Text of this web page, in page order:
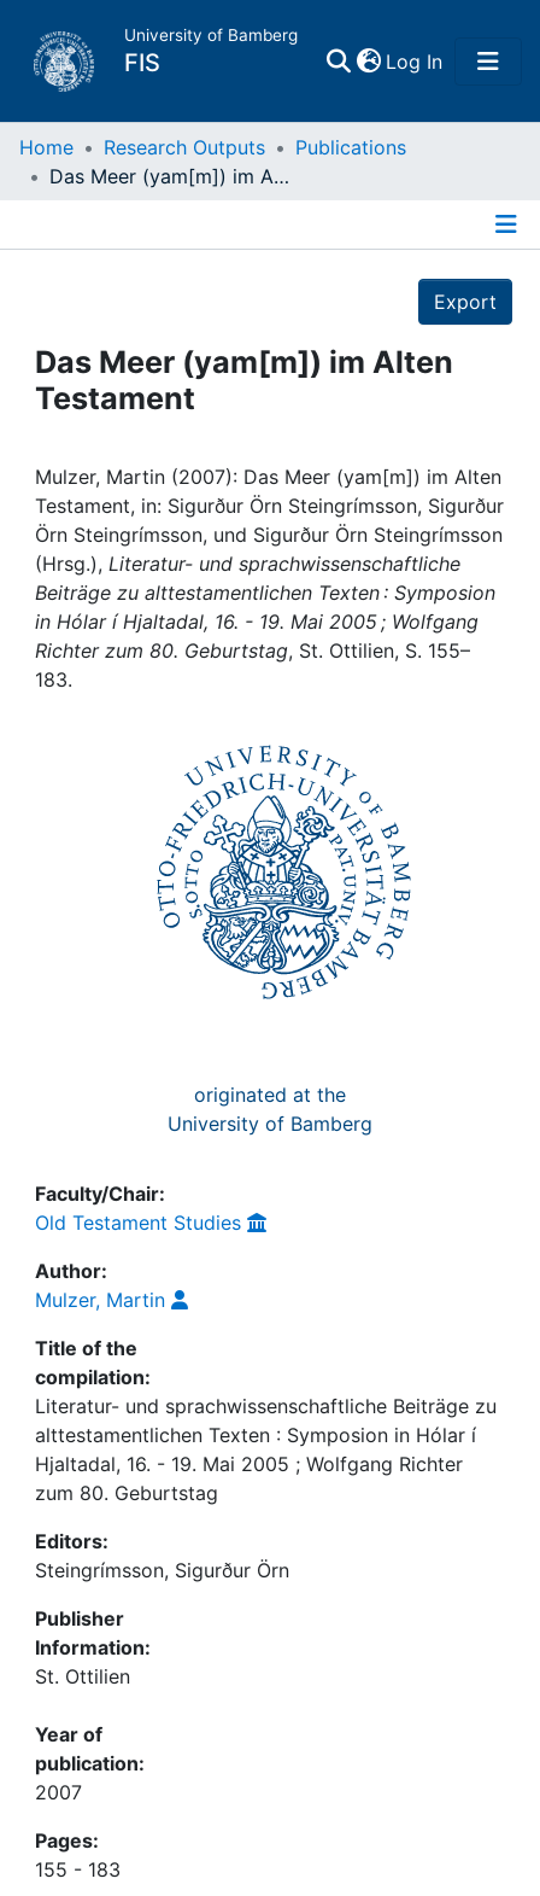
University of Bamberg
FIS Log In(current)
Home
Projects
People
Institutions
Awards
My FIS
Home Research Outputs
Publications
Das Meer (yam[m]) im Alten Testament
Export
Das Meer (yam[m]) im Alten
Testament
Mulzer, Martin (2007): Das Meer (yam[m]) im Alten
Testament, in: Sigurður Örn Steingrímsson, Sigurður
Örn Steingrímsson, und Sigurður Örn Steingrímsson
(Hrsg.), Literatur- und sprachwissenschaftliche
Beiträge zu alttestamentlichen Texten : Symposion
in Hólar í Hjaltadal, 16. - 19. Mai 2005 ; Wolfgang
Richter zum 80. Geburtstag, St. Ottilien, S. 155–
183.
originated at the
University of Bamberg
Faculty/Chair:
Old Testament Studies
Author:
Mulzer, Martin
Title of the
compilation:
Literatur- und sprachwissenschaftliche Beiträge zu
alttestamentlichen Texten : Symposion in Hólar í
Hjaltadal, 16. - 19. Mai 2005 ; Wolfgang Richter
zum 80. Geburtstag
Editors:
Steingrímsson, Sigurður Örn
Publisher
Information:
St. Ottilien
Year of
publication:
2007
Pages:
155 - 183